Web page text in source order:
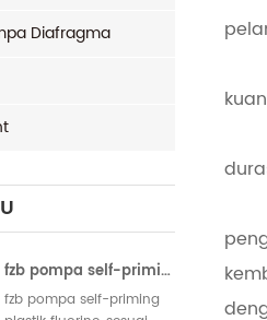
Diafragma
fzb pompa self-priming plastik fluorin
fzb pompa self-priming